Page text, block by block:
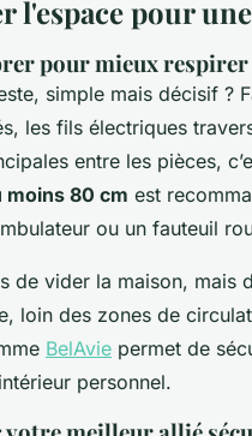
l'espace pour
pour mieux respirer
simple mais décisif ?
les fils électriques
entre les pièces,
moins 80 cm est
ou un fauteuil
de vider la maison, mais
loin des zones de
BelAvie permet de
personnel.